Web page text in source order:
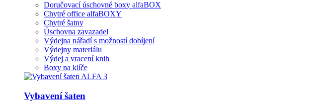
Doručovací úschovné boxy alfaBOX
Chytré office alfaBOXY
Chytré šatny
Úschovna zavazadel
Výdejna nářadí s možností dobíjení
Výdejny materiálu
Výdej a vracení knih
Boxy na klíče
Vybavení šaten